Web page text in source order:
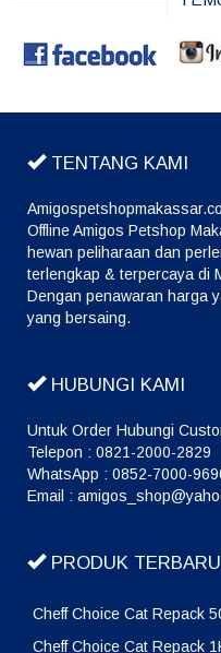
TENTANG KAMI
Offline Amigos Petshop
hewan peliharaan dan
terlengkap & terpercaya di
Dengan penawaran harga
yang bersaing.
HUBUNGI KAMI
Untuk Order Hubungi
Telepon : 0821-2000-2829
WhatsApp : 0852-7000-
Email :
PRODUK TERBARU
Cheff Choice Cat Repack
Cheff Choice Cat Repack